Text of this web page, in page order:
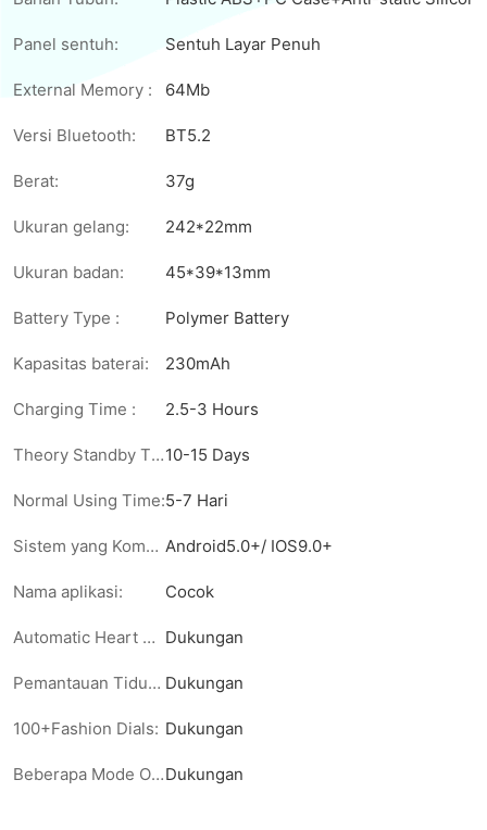
Panel sentuh: Sentuh Layar Penuh
External Memory : 64Mb
Versi Bluetooth: BT5.2
Berat: 37g
Ukuran gelang: 242*22mm
Ukuran badan: 45*39*13mm
Battery Type : Polymer Battery
Kapasitas baterai: 230mAh
Charging Time : 2.5-3 Hours
Theory Standby Time :10-15 Days
Normal Using Time:5-7 Hari
Sistem yang Kompatibel: Android5.0+/ IOS9.0+
Nama aplikasi: Cocok
Automatic Heart Rate Monitoring: Dukungan
Pemantauan Tidur Ilmiah: Dukungan
100+Fashion Dials: Dukungan
Beberapa Mode Olahraga:Dukungan